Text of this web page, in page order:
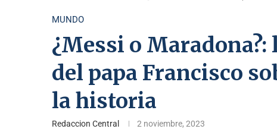
MUNDO
¿Messi o
del papa Francisco
la historia
Redaccion Central 2 noviembre, 2023